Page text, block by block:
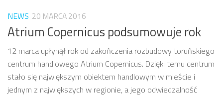
NEWS 20 MARCA 2016
Atrium Copernicus podsumowuje rok
12 marca upłynął rok od zakończenia rozbudowy toruńskiego
centrum handlowego Atrium Copernicus. Dzięki temu centrum
stało się największym obiektem handlowym w mieście i
jednym z największych w regionie, a jego odwiedzalność